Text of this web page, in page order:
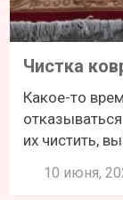
Чистка
Какое-то
их чистить,
10 июня,